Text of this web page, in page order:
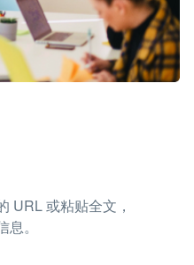
URL 或粘贴全文，
。